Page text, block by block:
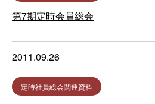
第7期定時会員総会
2011.09.26
定時社員総会関連資料